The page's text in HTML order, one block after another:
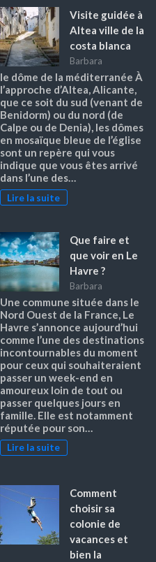
Visite guidée à
Altea ville de la
costa blanca
Barbara
le dôme de la méditerranée À
l’approche d’Altea, Alicante,
que ce soit du sud (venant de
Benidorm) ou du nord (de
Calpe ou de Denia), les dômes
en mosaïque bleue de l’église
sont un repère qui vous
indique que vous êtes arrivé
dans l’une des…
Lire la suite
Que faire et
que voir en Le
Havre ?
Barbara
Une commune située dans le
Nord Ouest de la France, Le
Havre s’annonce aujourd’hui
comme l’une des destinations
incontournables du moment
pour ceux qui souhaiteraient
passer un week-end en
amoureux loin de tout ou
passer quelques jours en
famille. Elle est notamment
réputée pour son…
Lire la suite
Comment
choisir sa
colonie de
vacances et
bien la